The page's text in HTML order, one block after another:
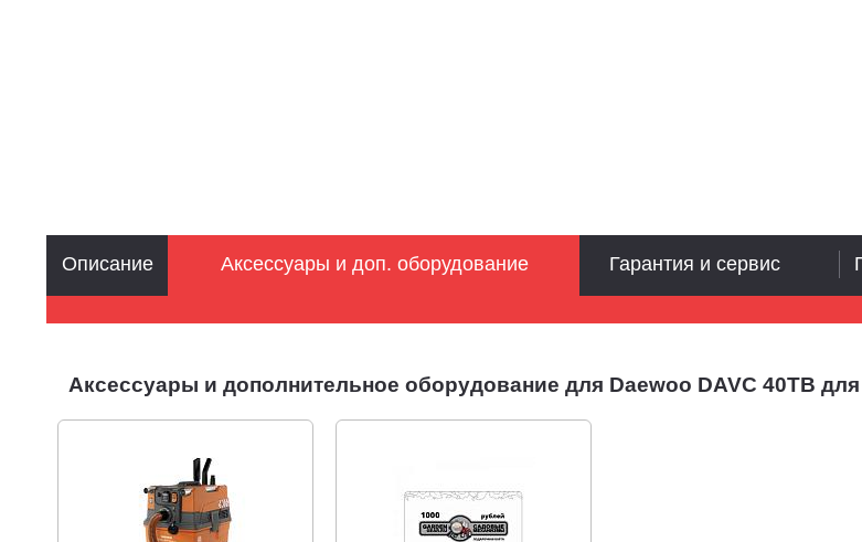
Аксессуары и дополнительное оборудование для Daewoo DAVC 40ТB для
Описание Аксессуары и доп. оборудование Гарантия и сервис